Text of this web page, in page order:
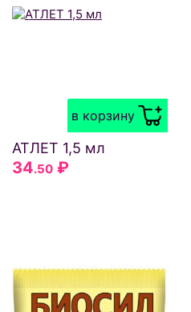
в корзину
АТЛЕТ 1,5 мл
34.50 ₽